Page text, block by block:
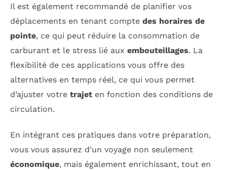
Il est également recommandé de planifier vos
déplacements en tenant compte des horaires de
pointe, ce qui peut réduire la consommation de
carburant et le stress lié aux embouteillages. La
flexibilité de ces applications vous offre des
alternatives en temps réel, ce qui vous permet
d’ajuster votre trajet en fonction des conditions de
circulation.
En intégrant ces pratiques dans votre préparation,
vous vous assurez d’un voyage non seulement
économique, mais également enrichissant, tout en